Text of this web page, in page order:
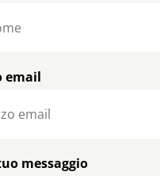
email
messaggio